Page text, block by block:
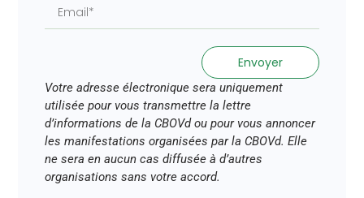
Envoyer
Votre adresse électronique sera uniquement
utilisée pour vous transmettre la lettre
d’informations de la CBOVd ou pour vous annoncer
les manifestations organisées par la CBOVd. Elle
ne sera en aucun cas diffusée à d’autres
organisations sans votre accord.